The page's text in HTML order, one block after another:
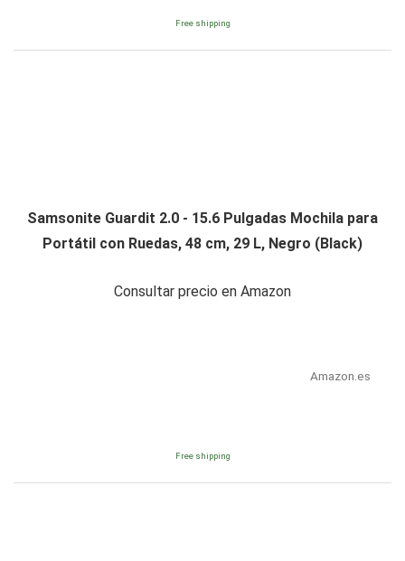
Free shipping
Samsonite Guardit 2.0 - 15.6 Pulgadas Mochila para
Portátil con Ruedas, 48 cm, 29 L, Negro (Black)
Consultar precio en Amazon
Amazon.es
Free shipping